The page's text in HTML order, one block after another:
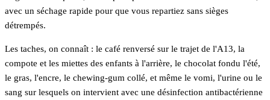
avec un séchage rapide pour que vous repartiez sans sièges
détrempés.
Les taches, on connaît : le café renversé sur le trajet de l'A13, la
compote et les miettes des enfants à l'arrière, le chocolat fondu l'été,
le gras, l'encre, le chewing-gum collé, et même le vomi, l'urine ou le
sang sur lesquels on intervient avec une désinfection antibactérienne